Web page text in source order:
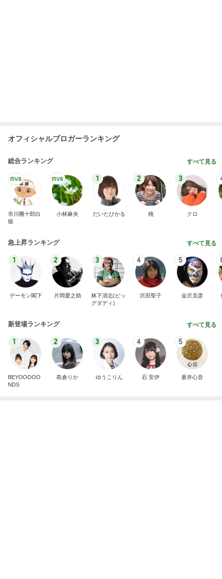
オフィシャルブロガーランキング
総合ランキング すべて見る
市川團十郎白
猿
小林麻央
1
だいたひかる
2
桃
3
クロ
急上昇ランキング すべて見る
1
デーモン閣下
2
片岡愛之助
3
林下清志(ビッ
グダディ)
4
沢田聖子
5
金沢克彦
新登場ランキング すべて見る
1
BEYOOOOO
NDS
2
島倉りか
3
ゆうこりん
4
石 安伊
5
蒼井心音